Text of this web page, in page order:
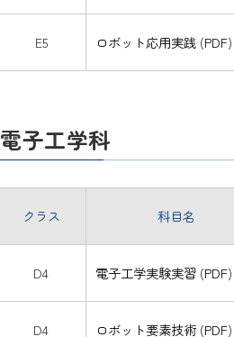
E5 ロボット応用実践 (PDF)
電子工学科
クラス 科目名
D4 電子工学実験実習 (PDF)
D4 ロボット要素技術(PDF)